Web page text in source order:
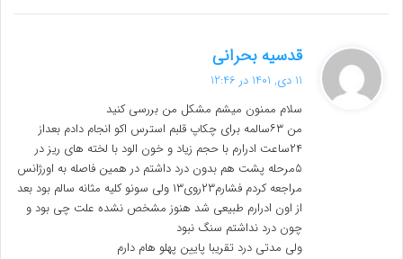
قدسیه بحرانی
ف
:
11 دی, 1401 در 12:46
سلام ممنون میشم مشکل من بررسی کنید
من ۶۳سالمه برای چکاپ قلبم استرس اکو انجام دادم بعداز
۲۴ساعت ادرارم با حجم زیاد و خون الود با لخته های ریز در
۵مرحله پشت هم بدون درد داشتم در همین فاصله به اورژانس
مراجعه کردم فشارم۲۳روی۱۳ ولی سونو کلیه مثانه سالم بود بعد
از اون ادرارم طبیعی شد هنوز مشخص نشده علت چی بود و
چون درد نداشتم سنگ نبود
ولی مدتی درد تقریبا پایین پهلو هام دارم